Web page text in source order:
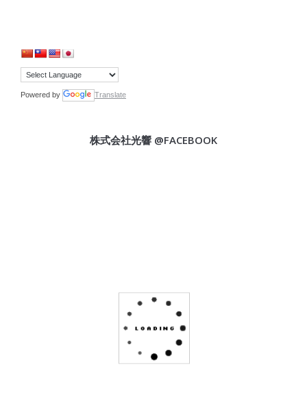
Powered by Translate
株式会社光響 @FACEBOOK